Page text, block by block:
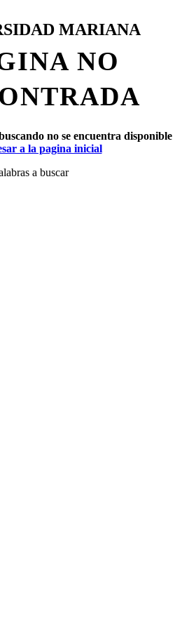
MARIANA
NO
no se encuentra disponible
a la pagina inicial
a buscar